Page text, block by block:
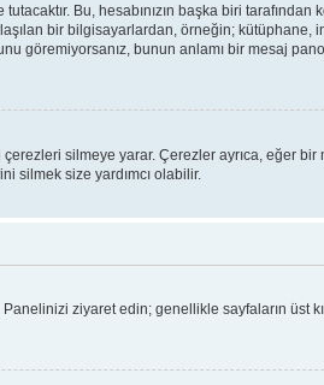
Bu, hesabınızın başka biri tarafından
bir bilgisayarlardan, örneğin; kütüphane,
göremiyorsanız, bunun anlamı bir mesaj
silmeye yarar. Çerezler ayrıca, eğer
silmek size yardımcı olabilir.
ziyaret edin; genellikle sayfaların üst